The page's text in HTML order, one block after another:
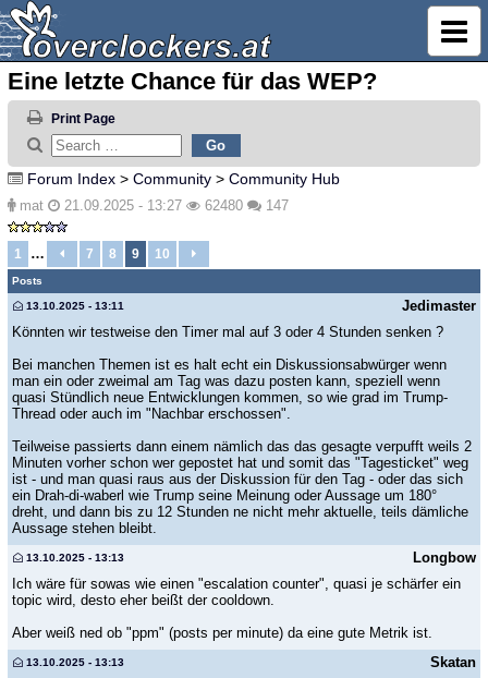
Eine letzte Chance für das WEP?
Print Page
Forum Index > Community > Community Hub
mat 21.09.2025 - 13:27 62480 147
1 … 7 8 9 10
Posts
Jedimaster
13.10.2025 - 13:11
Könnten wir testweise den Timer mal auf 3 oder 4 Stunden senken ?
Bei manchen Themen ist es halt echt ein Diskussionsabwürger wenn
man ein oder zweimal am Tag was dazu posten kann, speziell wenn
quasi Stündlich neue Entwicklungen kommen, so wie grad im Trump-
Thread oder auch im "Nachbar erschossen".
Teilweise passierts dann einem nämlich das das gesagte verpufft weils 2
Minuten vorher schon wer gepostet hat und somit das "Tagesticket" weg
ist - und man quasi raus aus der Diskussion für den Tag - oder das sich
ein Drah-di-waberl wie Trump seine Meinung oder Aussage um 180°
dreht, und dann bis zu 12 Stunden ne nicht mehr aktuelle, teils dämliche
Aussage stehen bleibt.
Longbow
13.10.2025 - 13:13
Ich wäre für sowas wie einen "escalation counter", quasi je schärfer ein
topic wird, desto eher beißt der cooldown.
Aber weiß ned ob "ppm" (posts per minute) da eine gute Metrik ist.
Skatan
13.10.2025 - 13:13